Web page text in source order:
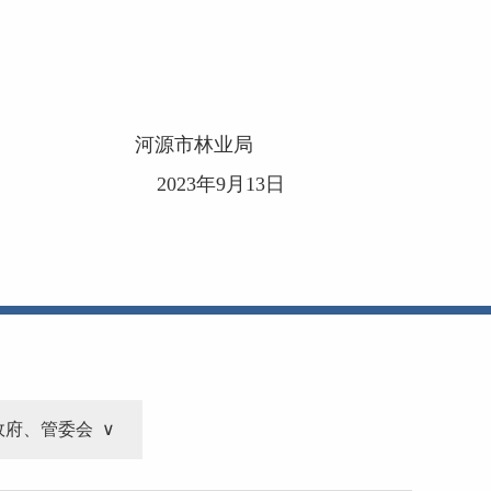
河源市林业局
2023年9月13日
府、管委会